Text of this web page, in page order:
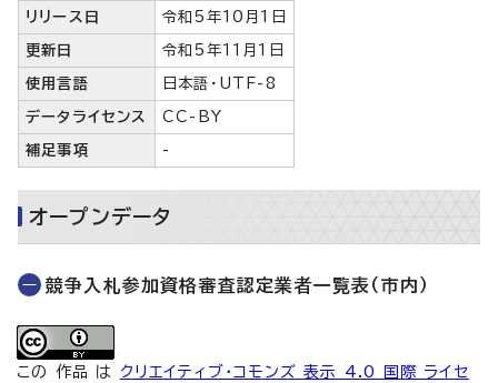
リリース日 令和5年10月1日
更新日 令和5年11月1日
使用言語 日本語・UTF-8
データライセンス CC-BY
補足事項 -
オープンデータ
競争入札参加資格審査認定業者一覧表（市内）
この 作品 は クリエイティブ・コモンズ 表示 4.0 国際 ライセ